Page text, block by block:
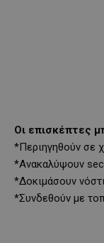
Οι επισκέπτες
*Περιηγηθούν σε
*Ανακαλύψουν
*Δοκιμάσουν
*Συνδεθούν με